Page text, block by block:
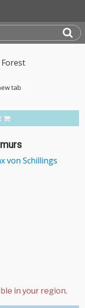
tab
von Schillings